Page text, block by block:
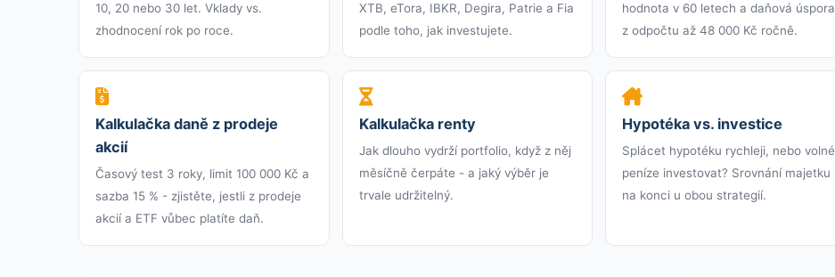
10, 20 nebo 30 let. Vklady vs.
zhodnocení rok po roce.
XTB, eTora, IBKR, Degira, Patrie a Fia
podle toho, jak investujete.
hodnota v 60 letech a daňová úspora
z odpočtu až 48 000 Kč ročně.
Kalkulačka daně z prodeje
akcií
Časový test 3 roky, limit 100 000 Kč a
sazba 15 % - zjistěte, jestli z prodeje
akcií a ETF vůbec platíte daň.
Kalkulačka renty
Jak dlouho vydrží portfolio, když z něj
měsíčně čerpáte - a jaký výběr je
trvale udržitelný.
Hypotéka vs. investice
Splácet hypotéku rychleji, nebo volné
peníze investovat? Srovnání majetku
na konci u obou strategií.